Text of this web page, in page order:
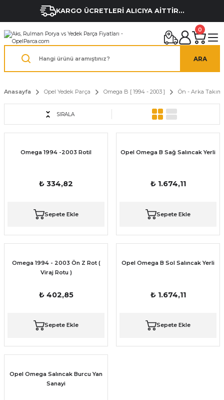
KARGO ÜCRETLERİ ALICIYA AİTTİR...
ARA
0
Anasayfa Opel Yedek Parça Omega B [ 1994 - 2003 ] Ön - Arka
SIRALA
Omega 1994 -2003 Rotil
₺ 334,82
Sepete Ekle
Opel Omega B Sağ Salıncak Yerli
₺ 1.674,11
Sepete Ekle
Omega 1994 - 2003 Ön Z Rot (
Viraj Rotu )
₺ 402,85
Sepete Ekle
Opel Omega B Sol Salıncak Yerli
₺ 1.674,11
Sepete Ekle
Opel Omega Salıncak Burcu Yan
Sanayi